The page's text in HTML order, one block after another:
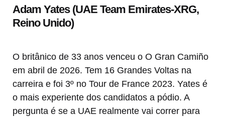
Adam Yates (UAE Team Emirates-XRG,
Reino Unido)
O britânico de 33 anos venceu o O Gran Camiño
em abril de 2026. Tem 16 Grandes Voltas na
carreira e foi 3º no Tour de France 2023. Yates é
o mais experiente dos candidatos a pódio. A
pergunta é se a UAE realmente vai correr para